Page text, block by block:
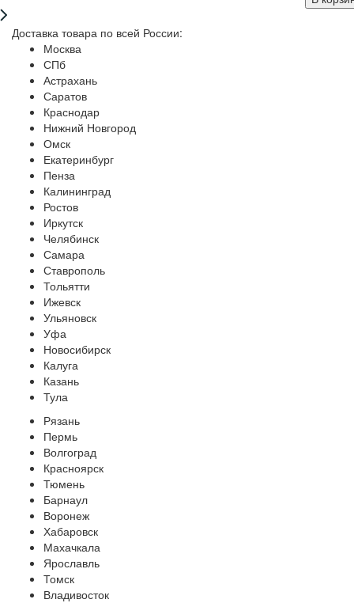
Доставка товара по всей России:
Москва
СПб
Астрахань
Саратов
Краснодар
Нижний Новгород
Омск
Екатеринбург
Пенза
Калининград
Ростов
Иркутск
Челябинск
Самара
Ставрополь
Тольятти
Ижевск
Ульяновск
Уфа
Новосибирск
Калуга
Казань
Тула
Рязань
Пермь
Волгоград
Красноярск
Тюмень
Барнаул
Воронеж
Хабаровск
Махачкала
Ярославль
Томск
Владивосток